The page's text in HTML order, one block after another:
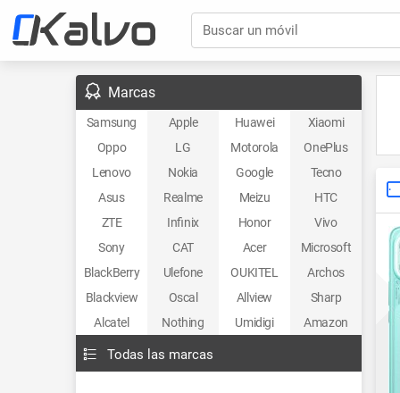
Buscar un móvil
Marcas
Samsung Apple Huawei
Xiaomi
Oppo
LG Motorola
OnePlus
Lenovo
Nokia Google
Tecno
Asus
Realme Meizu
HTC
ZTE
Infinix Honor
Vivo
Sony
CAT Acer
Microsoft
BlackBerry
Ulefone OUKITEL
Archos
Blackview
Oscal Allview
Sharp
Alcatel
Nothing Umidigi Amazon
Todas las marcas